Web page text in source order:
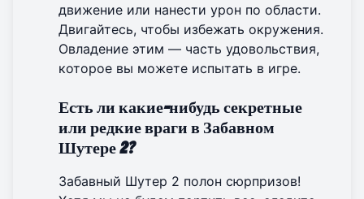
движение или нанести урон по области.
Двигайтесь, чтобы избежать окружения.
Овладение этим — часть удовольствия,
которое вы можете испытать в игре.
Есть ли какие-нибудь секретные
или редкие враги в Забавном
Шутере 2?
Забавный Шутер 2 полон сюрпризов!